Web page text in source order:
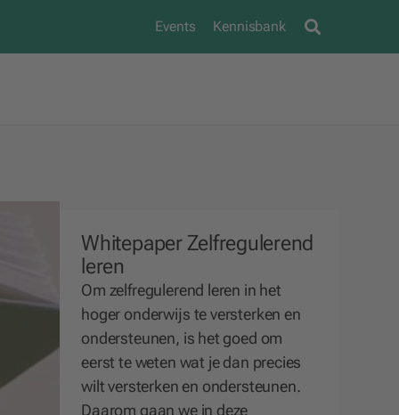
Events Kennisbank
Whitepaper Zelfregulerend
leren
Om zelfregulerend leren in het
hoger onderwijs te versterken en
ondersteunen, is het goed om
eerst te weten wat je dan precies
wilt versterken en ondersteunen.
Daarom gaan we in deze